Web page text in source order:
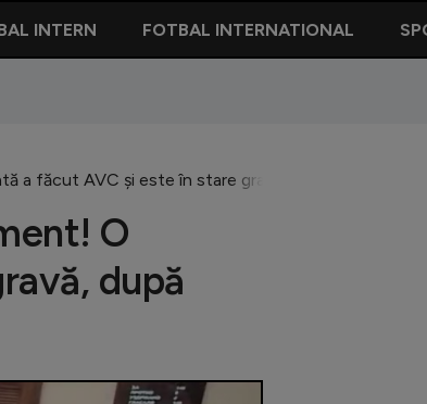
INTERN FOTBAL INTERNATIONAL
a făcut AVC și este în stare gravă, după protestul
O
după